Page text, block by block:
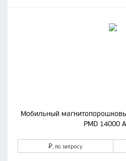
Мобильный
PMD 14000
₽, по запросу